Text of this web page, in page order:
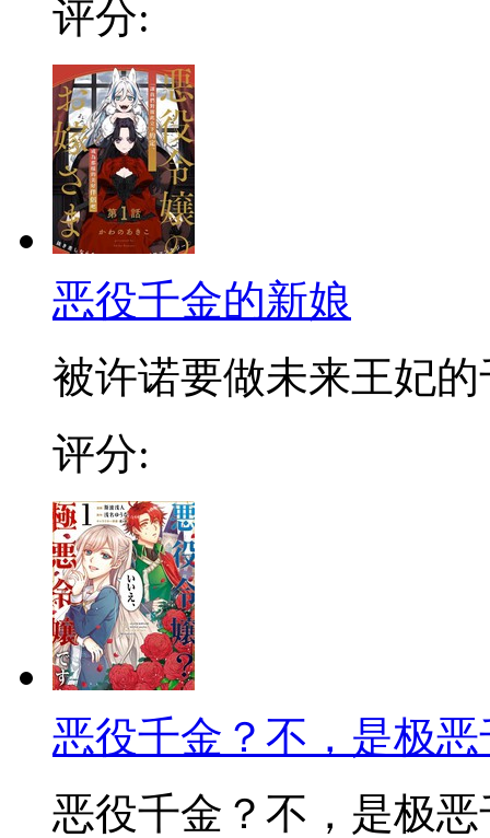
评分:
恶役千金的新娘
被许诺要做未来王妃
评分:
恶役千金？不，是极
恶役千金？不，是极